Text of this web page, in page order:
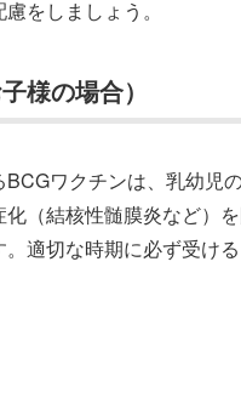
をしましょう。
様の場合）
ワクチンは、乳幼児
（結核性髄膜炎など）
適切な時期に必ず受け